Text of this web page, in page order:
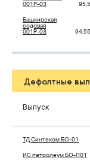
001Р-03
Башкирская
содовая
001Р-03
Дефолтные
Выпуск
ТД Синтеком БО-01
ИС петролеум БО-П01